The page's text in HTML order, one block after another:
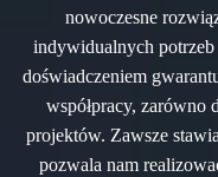
nowoczesne
indywidualnych
doświadczeniem
współpracy, zarówno
projektów. Zawsze
pozwala nam